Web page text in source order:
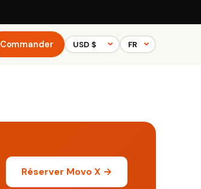
Commander
Réserver Movo X →